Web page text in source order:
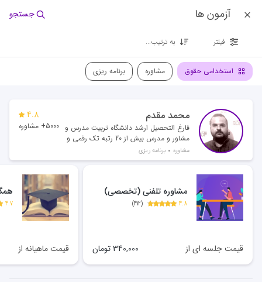
آزمون ها جستجو
فیلتر به ترتیب...
استخدامی حقوق مشاوره برنامه ریزی
محمد مقدم
فارغ التحصیل ارشد دانشگاه تربیت مدرس و
مشاور و مدرس بیش از 20 رتبه تک رقمی و
بیش از 500 رتبه دو رقمی
مشاوره برنامه ریزی
4.8
5000+ مشاوره
مشاوره تلفنی (تخصصی)
4.8
(
412
)
قیمت جلسه ای از 340,000تومان
4.7
قیمت ماهیانه از